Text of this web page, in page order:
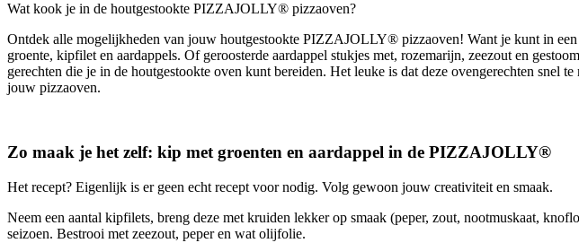
Wat kook je in de houtgestookte PIZZAJOLLY® pizzaoven?
Ontdek alle mogelijkheden van jouw houtgestookte PIZZAJOLLY® pizzaoven! Want je kunt in
groente, kipfilet en aardappels. Of geroosterde aardappel stukjes met, rozemarijn, zeezout en
gerechten die je in de houtgestookte oven kunt bereiden. Het leuke is dat deze ovengerechten
jouw pizzaoven.
Zo maak je het zelf: kip met groenten en aardappel in de PIZZAJOLLY®
Het recept? Eigenlijk is er geen echt recept voor nodig. Volg gewoon jouw creativiteit en smaak.
Neem een aantal kipfilets, breng deze met kruiden lekker op smaak (peper, zout, nootmuskaat,
seizoen. Bestrooi met zeezout, peper en wat olijfolie.